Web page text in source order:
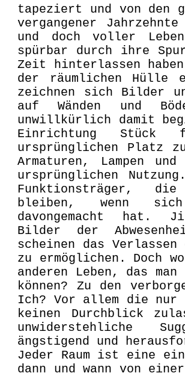
tapeziert und von den
vergangener
und doch voller
spürbar durch ihre
Zeit hinterlassen
der räumlichen Hülle
zeichnen sich Bilder
auf Wänden und
unwillkürlich damit
Einrichtung
ursprünglichen Platz
Armaturen, Lampen
ursprünglichen
Funktionsträger,
bleiben, wenn
davongemacht hat.
Bilder der
scheinen das Verlassen
zu ermöglichen. Doch
anderen Leben, das
können? Zu den
Ich? Vor allem die nur
keinen Durchblick
unwiderstehliche
ängstigend und
Jeder Raum ist eine
dann und wann von